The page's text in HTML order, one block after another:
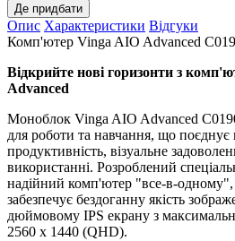
Де придбати
Опис Характеристики Відгуки
Комп'ютер Vinga AIO Advanced
Відкрийте нові горизонти з
Advanced
Моноблок Vinga AIO Advanced
для роботи та навчання, що поєднує
продуктивність, візуальне
використанні. Розроблений
надійний комп'ютер "все-в-одному",
забезпечує бездоганну якість
дюймовому IPS екрану з
2560 x 1440 (QHD).